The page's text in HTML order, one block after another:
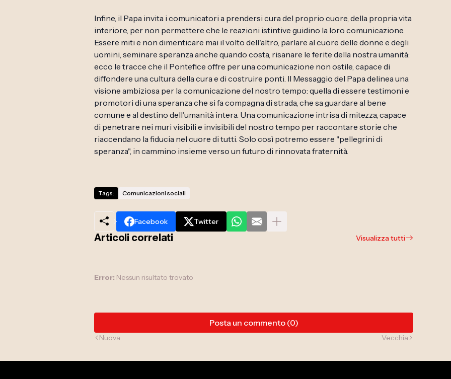
Infine, il Papa invita i comunicatori a prendersi cura del proprio cuore, della propria vita
interiore, per non permettere che le reazioni istintive guidino la loro comunicazione.
Essere miti e non dimenticare mai il volto dell'altro, parlare al cuore delle donne e degli
uomini, seminare speranza anche quando costa, risanare le ferite della nostra umanità:
ecco le tracce che il Pontefice offre per una comunicazione non ostile, capace di
diffondere una cultura della cura e di costruire ponti. Il Messaggio del Papa delinea una
visione ambiziosa per la comunicazione del nostro tempo: quella di essere testimoni e
promotori di una speranza che si fa compagna di strada, che sa guardare al bene
comune e al destino dell'umanità intera. Una comunicazione intrisa di mitezza, capace
di penetrare nei muri visibili e invisibili del nostro tempo per raccontare storie che
riaccendano la fiducia nel cuore di tutti. Solo così potremo essere "pellegrini di
speranza", in cammino insieme verso un futuro di rinnovata fraternità.
Tags: Comunicazioni sociali
Facebook Twitter
Articoli correlati Visualizza tutti
Error: Nessun risultato trovato
Posta un commento (0)
Nuova Vecchia